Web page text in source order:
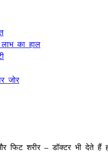
का हाल
जोर
फिट शरीर – डॉक्टर भी देते हैं